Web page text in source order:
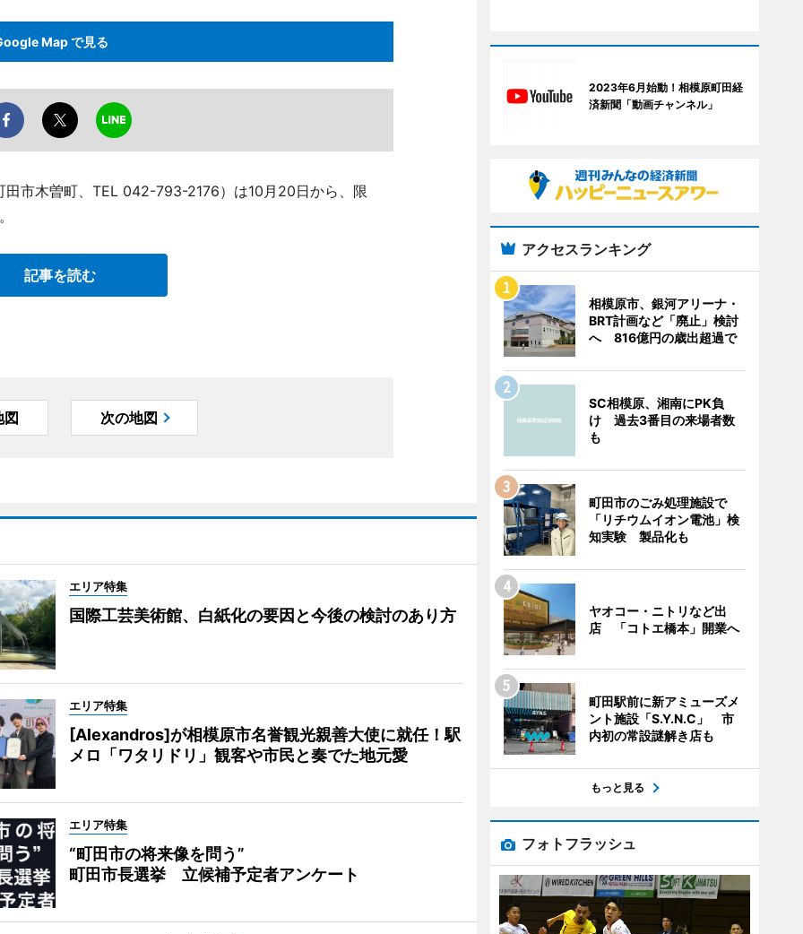
Map で見る
田市木曽町、TEL 042-793-2176）は10月20日から、限
記事を読む
図 次の地図
エリア特集
国際工芸美術館、白紙化の要因と今後の検討のあり方
エリア特集
[Alexandros]が相模原市名誉観光親善大使に就任！駅
メロ「ワタリドリ」観客や市民と奏でた地元愛
エリア特集
“町田市の将来像を問う”
町田市長選挙 立候補予定者アンケート
2023年6月始動！相模原町田経
済新聞「動画チャンネル」
アクセスランキング
相模原市、銀河アリーナ・
BRT計画など「廃止」検討
へ 816億円の歳出超過で
SC相模原、湘南にPK負
け 過去3番目の来場者数
も
町田市のごみ処理施設で
「リチウムイオン電池」検
知実験 製品化も
ヤオコー・ニトリなど出
店 「コトエ橋本」開業へ
町田駅前に新アミューズメ
ント施設「S.Y.N.C」 市
内初の常設謎解き店も
もっと見る
フォトフラッシュ